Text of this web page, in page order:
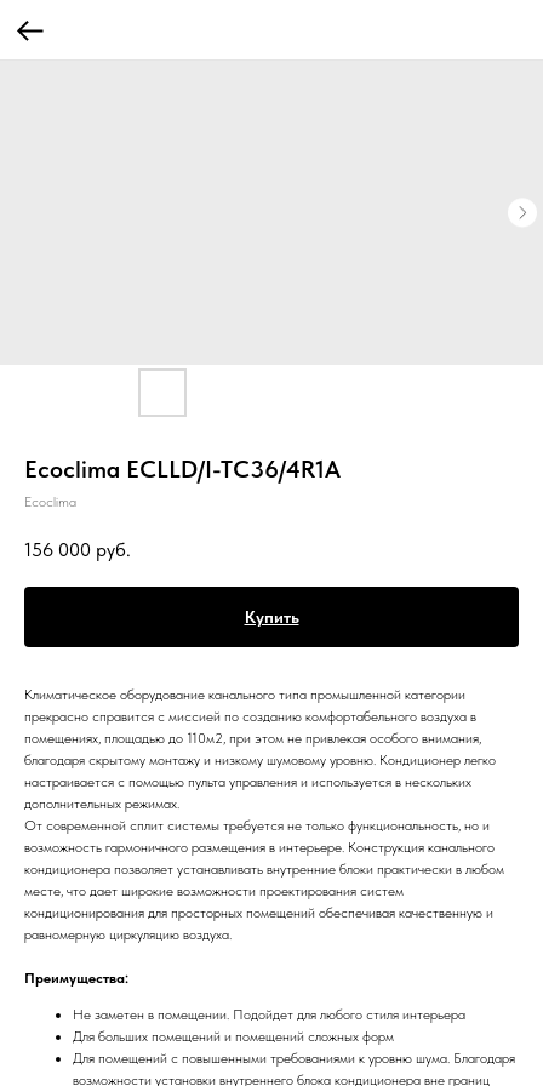
Ecoclima ECLLD/I-TC36/4R1A
Ecoclima
156 000 руб.
Купить
Климатическое оборудование канального типа промышленной категории
прекрасно справится с миссией по созданию комфортабельного воздуха в
помещениях, площадью до 110м2, при этом не привлекая особого внимания,
благодаря скрытому монтажу и низкому шумовому уровню. Кондиционер легко
настраивается с помощью пульта управления и используется в нескольких
дополнительных режимах.
От современной сплит системы требуется не только функциональность, но и
возможность гармоничного размещения в интерьере. Конструкция канального
кондиционера позволяет устанавливать внутренние блоки практически в любом
месте, что дает широкие возможности проектирования систем
кондиционирования для просторных помещений обеспечивая качественную и
равномерную циркуляцию воздуха.
Преимущества:
Не заметен в помещении. Подойдет для любого стиля интерьера
Для больших помещений и помещений сложных форм
Для помещений с повышенными требованиями к уровню шума. Благодаря
возможности установки внутреннего блока кондиционера вне границ